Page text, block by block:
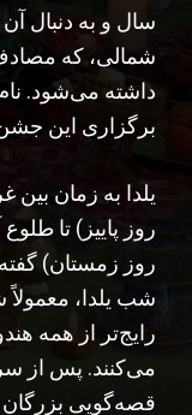
سال و به دنبال
شمالی، که
داشته می‌شود.
برگزاری این
روز پاییز) تا
روز زمستان)
شب یلدا، معمولاً
رایج‌تر از همه
می‌کنند. پس از
قصه‌گویی بزرگان